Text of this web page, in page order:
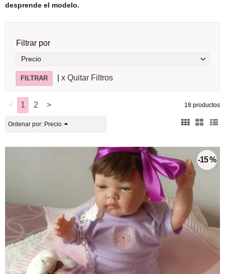
desprende el modelo.
Filtrar por
Precio
x Quitar Filtros
< 1 2 > 18 productos
Ordenar por: Precio
-15 %